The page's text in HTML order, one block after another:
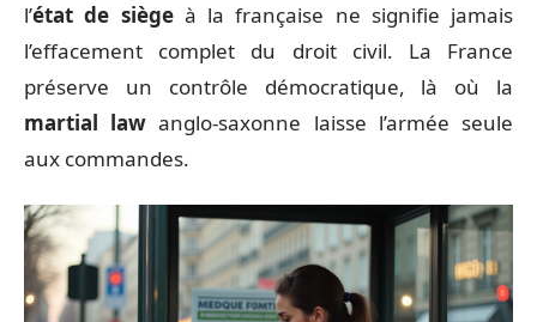
l’état de siègeà la française ne signifie jamais
l’effacement complet du droit civil. La France
préserve un contrôle démocratique, là où la
martial law anglo-saxonne laisse l’armée seule
aux commandes.